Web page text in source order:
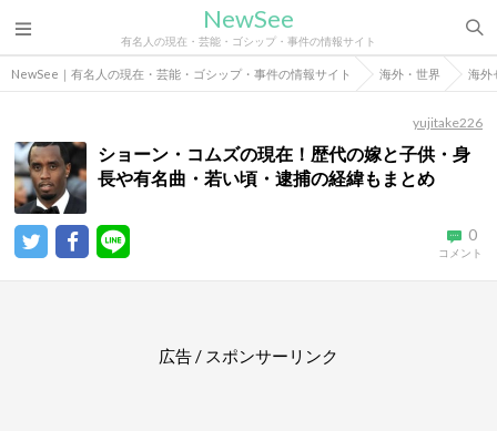
NewSee
有名人の現在・芸能・ゴシップ・事件の情報サイト
NewSee｜有名人の現在・芸能・ゴシップ・事件の情報サイト 海外・世界 海外
yujitake226
ショーン・コムズの現在！歴代の嫁と子供・身
長や有名曲・若い頃・逮捕の経緯もまとめ
0
コメント
広告 / スポンサーリンク